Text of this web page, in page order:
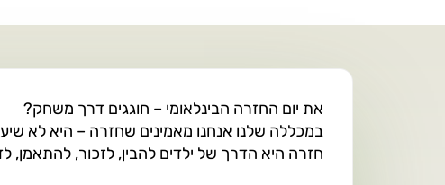
את יום החזרה הבינלאומי – חוגגים דרך משחק?
במכללה שלנו אנחנו מאמינים שחזרה – היא לא
חזרה היא הדרך של ילדים להבין, לזכור, להתאמן,